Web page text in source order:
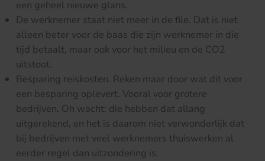
een geheel nieuwe glans.
De werknemer staat niet meer in de file. Dat is niet
alleen beter voor de baas die zijn werknemer in die
tijd betaalt, maar ook voor het milieu en de CO2
uitstoot.
Besparing reiskosten. Reken maar door wat dit voor
een besparing oplevert. Vooral voor grotere
bedrijven. Oh wacht: die hebben dat allang
uitgerekend, en het is daarom niet verwonderlijk dat
bij bedrijven met veel werknemers thuiswerken al
eerder regel dan uitzondering is.